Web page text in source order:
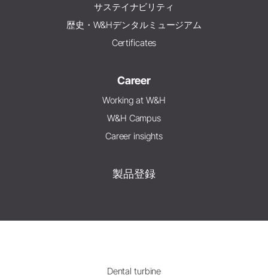
サステイナビリティ
歴史・W&Hデンタルミュージアム
Certificates
Career
Working at W&H
W&H Campus
Career insights
製品登録
Dental turbine